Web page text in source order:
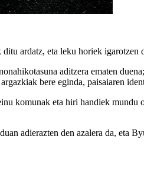
ardatz, eta leku horiek
aditzera ematen
bere eginda, paisaiaren
komunak eta hiri handiek
adierazten den azalera da, eta